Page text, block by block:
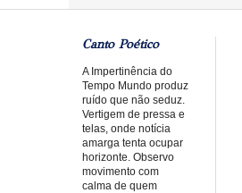
Canto Poético
A Impertinência do
Tempo Mundo produz
ruído que não seduz.
Vertigem de pressa e
telas, onde notícia
amarga tenta ocupar
horizonte. Observo
movimento com
calma de quem